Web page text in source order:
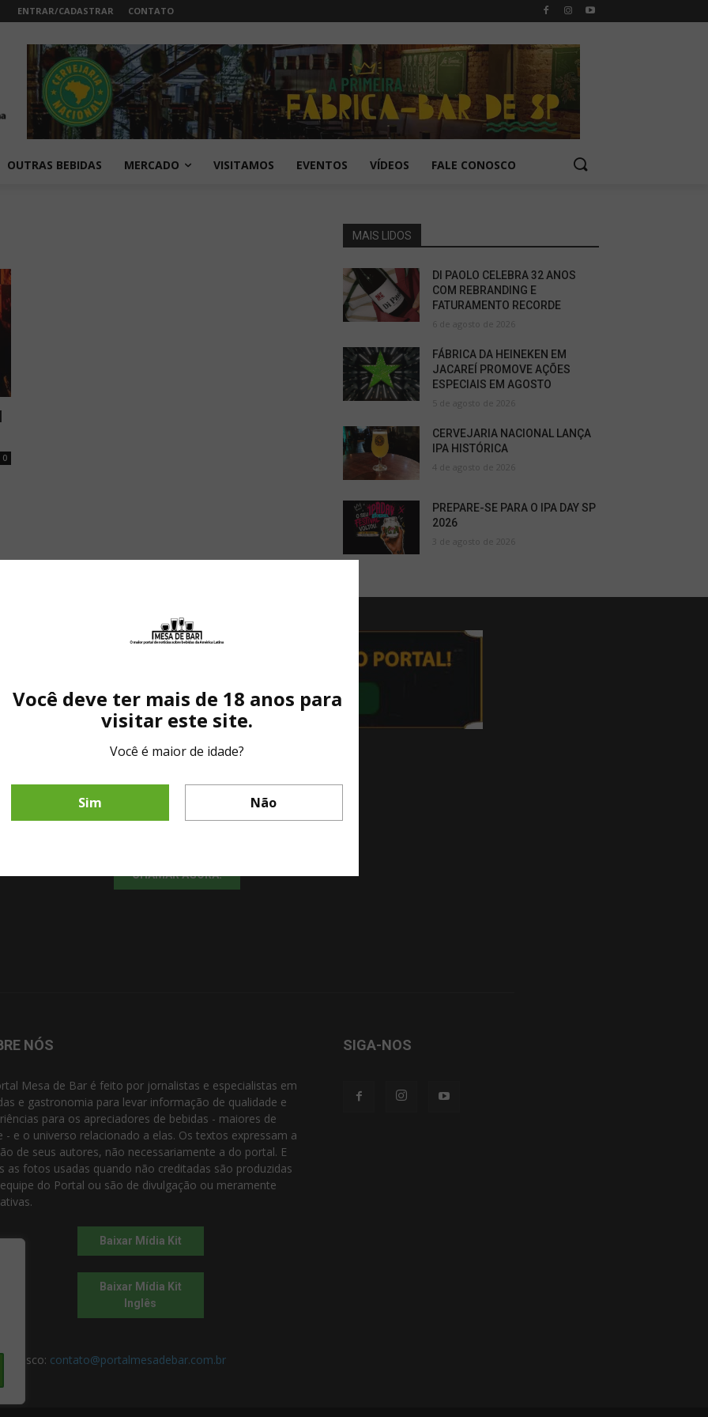
ENTRAR/CADASTRAR CONTATO
OUTRAS BEBIDAS MERCADO VISITAMOS EVENTOS VÍDEOS FALE CONOSCO
0
MAIS LIDOS
DI PAOLO CELEBRA 32 ANOS
COM REBRANDING E
FATURAMENTO RECORDE
6 de agosto de 2026
FÁBRICA DA HEINEKEN EM
JACAREÍ PROMOVE AÇÕES
ESPECIAIS EM AGOSTO
5 de agosto de 2026
CERVEJARIA NACIONAL LANÇA
IPA HISTÓRICA
4 de agosto de 2026
PREPARE-SE PARA O IPA DAY SP
2026
3 de agosto de 2026
Fale diretamente com nosso representante comercial por whatsapp.
CHAMAR AGORA!
Você deve ter mais de 18 anos para
visitar este site.
Você é maior de idade?
Sim Não
NÓS
Mesa de Bar é feito por jornalistas e especialistas em
e gastronomia para levar informação de qualidade e
para os apreciadores de bebidas - maiores de
- e o universo relacionado a elas. Os textos expressam a
de seus autores, não necessariamente a do portal. E
as fotos usadas quando não creditadas são produzidas
do Portal ou são de divulgação ou meramente
Baixar Mídia Kit
Baixar Mídia Kit
Inglês
contato@portalmesadebar.com.br
SIGA-NOS